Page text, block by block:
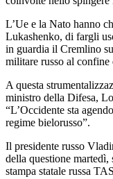
L’Ue e la Nato hanno
Lukashenko, di fargli
in guardia il Cremlino
militare russo al
A questa
ministro della Difesa,
“L’Occidente sta
regime bielorusso”.
Il presidente russo
della questione martedì,
stampa statale russa